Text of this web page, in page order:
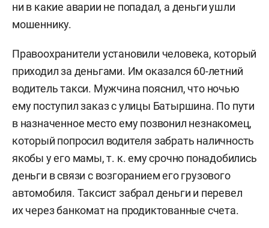
ни в какие аварии не попадал, а деньги ушли
мошеннику.
Правоохранители установили человека, который
приходил за деньгами. Им оказался 60-летний
водитель такси. Мужчина пояснил, что ночью
ему поступил заказ с улицы Батыршина. По пути
в назначенное место ему позвонил незнакомец,
который попросил водителя забрать наличность
якобы у его мамы, т. к. ему срочно понадобились
деньги в связи с возгоранием его грузового
автомобиля. Таксист забрал деньги и перевел
их через банкомат на продиктованные счета.